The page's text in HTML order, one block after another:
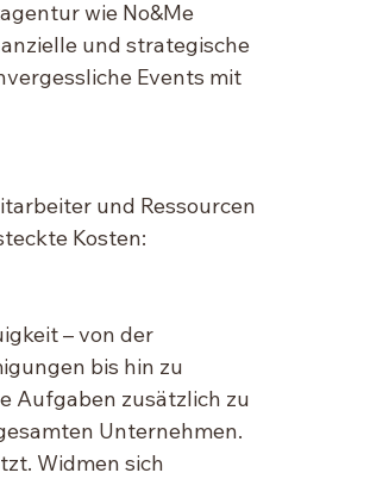
wie No&Me
und strategische
Events mit
und Ressourcen
Kosten:
– von der
bis hin zu
Aufgaben zusätzlich zu
Unternehmen.
Widmen sich